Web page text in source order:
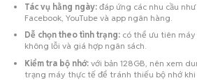
Tác vụ hằng ngày: đáp ứng các nhu cầu
Facebook, YouTube và app ngân hàng.
Dễ chọn theo tình trạng: có thể ưu tiên
không lỗi và giá hợp ngân sách.
Kiểm tra bộ nhớ: với bản 128GB, nên xem
trạng máy thực tế để tránh thiếu bộ nhớ khi